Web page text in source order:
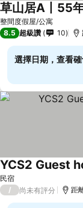
整間度假屋/公寓
8.5 超級讚 10
選擇日期，查看
民宿
YCS2 Guest
/ 尚未有評分 距